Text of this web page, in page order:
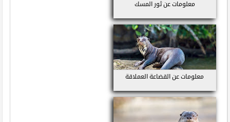
معلومات عن ثور المسك
معلومات عن القضاعة العملاقة